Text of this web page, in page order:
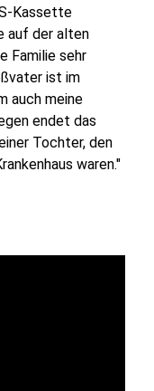
Kassette
auf der alten
Familie sehr
ist im
auch meine
endet das
Tochter, den
waren."